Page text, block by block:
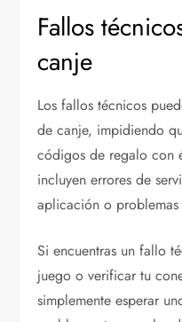
Fallos
canje
Los fallos técnicos
de canje, impidiendo
códigos de regalo con
incluyen errores de
aplicación o
Si encuentras un fallo
juego o verificar tu
simplemente esperar